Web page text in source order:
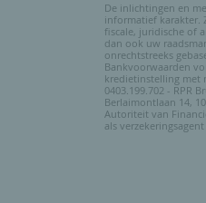
De inlichtingen en
informatief karakter.
fiscale, juridische of
dan ook uw
onrechtstreeks
Bankvoorwaarden
kredietinstelling met
0403.199.702 - RPR
Berlaimontlaan 14,
Autoriteit van
als